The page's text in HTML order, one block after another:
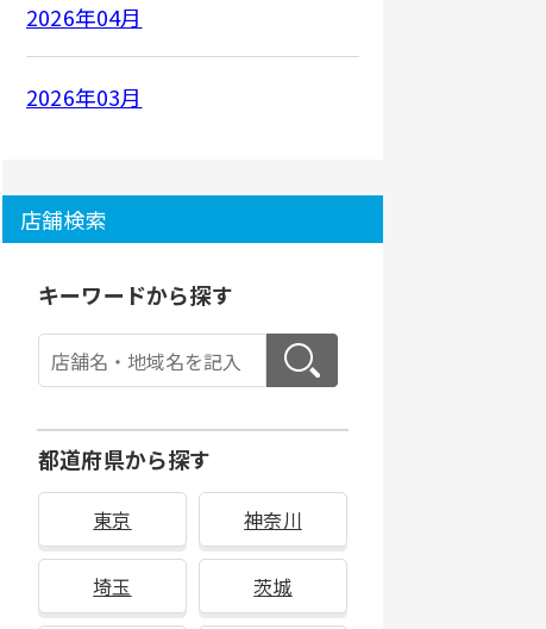
2026年04月
2026年03月
店舗検索
キーワードから探す
都道府県から探す
東京 神奈川
埼玉 茨城